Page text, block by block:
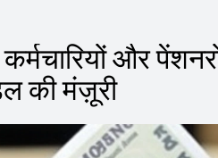
और
की मंज़ूरी